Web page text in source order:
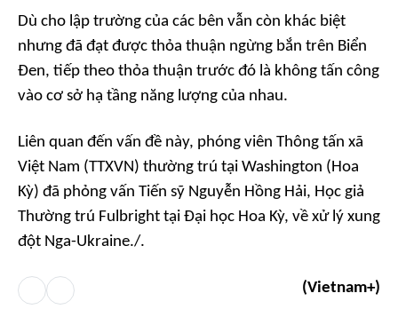
Dù cho lập trường của các bên vẫn còn khác biệt
nhưng đã đạt được thỏa thuận ngừng bắn trên Biển
Đen, tiếp theo thỏa thuận trước đó là không tấn công
vào cơ sở hạ tầng năng lượng của nhau.
Liên quan đến vấn đề này, phóng viên Thông tấn xã
Việt Nam (TTXVN) thường trú tại Washington (Hoa
Kỳ) đã phỏng vấn Tiến sỹ Nguyễn Hồng Hải, Học giả
Thường trú Fulbright tại Đại học Hoa Kỳ, về xử lý xung
đột Nga-Ukraine./.
(Vietnam+)